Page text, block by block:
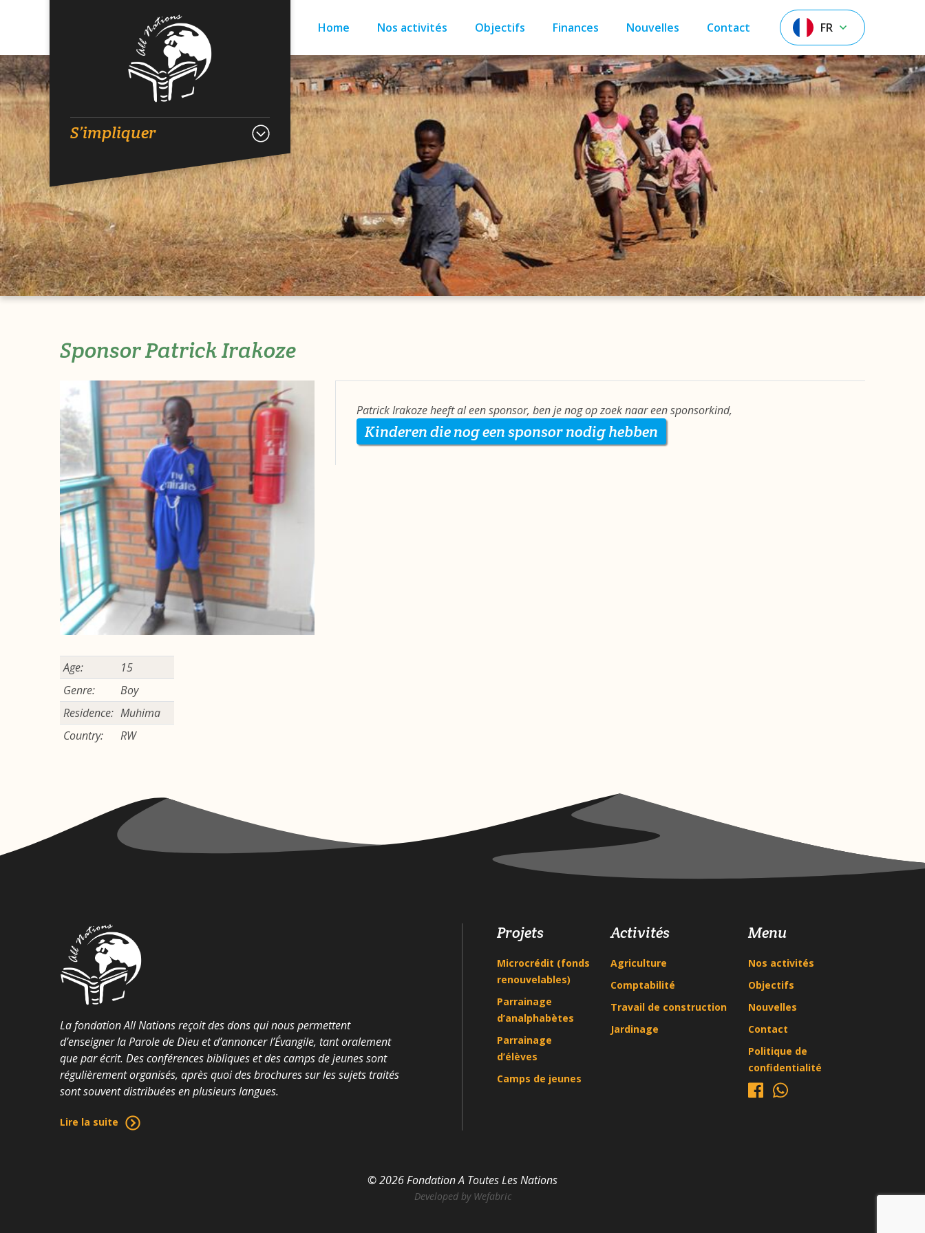
S’impliquer
Home Nos activités Objectifs Finances Nouvelles Contact FR
Sponsor Patrick Irakoze
Age:
15
Genre:
Boy
Residence: Muhima
Country:
RW
Patrick Irakoze heeft al een sponsor, ben je nog op zoek naar een sponsorkind,
Kinderen die nog een sponsor nodig hebben
La fondation All Nations reçoit des dons qui nous permettent
d’enseigner la Parole de Dieu et d’annoncer l’Évangile, tant oralement
que par écrit. Des conférences bibliques et des camps de jeunes sont
régulièrement organisés, après quoi des brochures sur les sujets traités
sont souvent distribuées en plusieurs langues.
Lire la suite
Projets
Microcrédit (fonds
renouvelables)
Parrainage
d’analphabètes
Parrainage
d’élèves
Camps de jeunes
Activités
Agriculture
Comptabilité
Travail de construction
Jardinage
Menu
Nos activités
Objectifs
Nouvelles
Contact
Politique de
confidentialité
© 2026 Fondation A Toutes Les Nations
Developed by Wefabric